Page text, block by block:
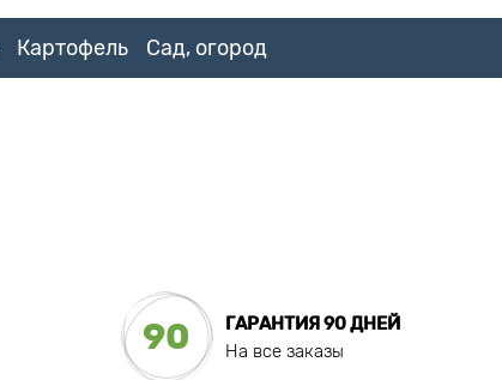
Картофель Сад, огород
90
ГАРАНТИЯ 90 ДНЕЙ
На все заказы